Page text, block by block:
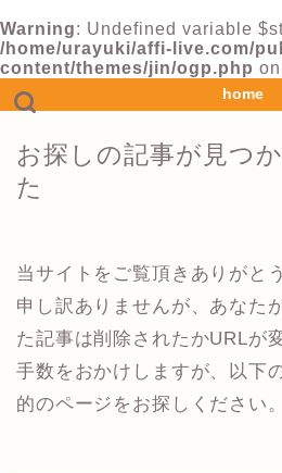
Warning: Undefined variable
/home/urayuki/affi-live.com/
content/themes/jin/ogp.php
home
お探しの記事が見つ
た
当サイトをご覧頂きありがと
申し訳ありませんが、あなた
た記事は削除されたかURLが
手数をおかけしますが、以下
的のページをお探しください。